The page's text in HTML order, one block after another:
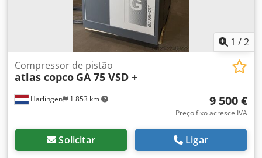
1 /2
Harlingen 1 853 km
Compressor de pistão
atlas copco GA 75 VSD +
9 500 €
Preço fixo acresce IVA
Solicitar Ligar